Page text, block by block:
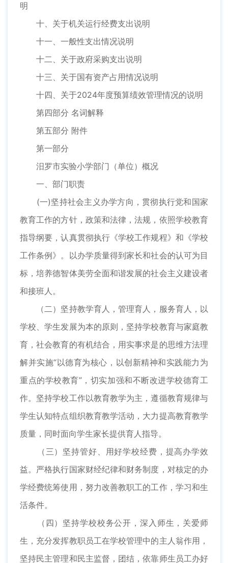
明
十、关于机关运行经费支出说明
十一、一般性支出情况说明
十二、关于政府采购支出说明
十三、关于国有资产占用情况说明
十四、关于2024年度预算绩效管理情况的说明
第四部分 名词解释
第五部分 附件
第一部分
汨罗市实验小学部门（单位）概况
一、部门职责
(一)坚持社会主义办学方向，贯彻执行党和国家
教育工作的方针，政策和法律，法规，依照学校教育
指导纲要，认真贯彻执行《学校工作规程》和《学校
工作条例》。以办学质量得到家长和社会的认可为目
标，培养德智体美劳全面和谐发展的社会主义建设者
和接班人。
（二）坚持教学育人，管理育人，服务育人，以
学校、学生发展为本的原则，坚持学校教育与家庭教
育，社会教育的有机结合，用实事求是的思维方法理
解并实施“以德育为核心，以创新精神和实践能力为
重点的学校教育”，切实加强和不断改进学校德育工
作。坚持学校工作以教育教学为主，遵循教育规律与
学生认知特点组织教育教学活动，大力提高教育教学
质量，同时面向学生家长提供育人指导。
（三）坚持管好、用好学校经费，提高办学效
益。严格执行国家财经纪律和财务制度，对核定的办
学经费统筹使用，努力改善教职工的工作，学习和生
活条件。
（四）坚持学校校务公开，深入师生，关爱师
生，充分发挥教职员工在学校管理中的主人翁作用，
坚持民主管理和民主监督，团结，依靠师生员工办好